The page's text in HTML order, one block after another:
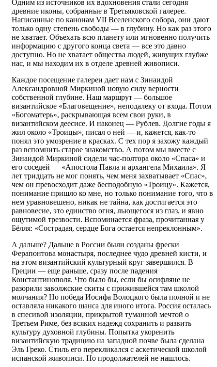
Одним из источников их вдохновения стали сегодня
древние иконы, собранные в Третьяковской галерее.
Написанные по канонам VII Вселенского собора, они дают
только одну степень свободы — в глубину. Но как раз этого
не хватает. Объехать всю планету или мгновенно получить
информацию с другого конца света — все это давно
доступно. Но не хватает общества людей, живущих глубже
нас, и мы находим их в отделе древней живописи.
Каждое посещение галереи дает нам с Зинаидой
Александровной Миркиной новую силу верности
собственной глубине. Наш маршрут — большое
византийское «Благовещение», неподалеку от входа. Потом
«Богоматерь», раскрывающая всем свои руки, в
византийском деесисе. И наконец — Рублев. Долгие годы я
жил около «Троицы», писал о ней — и, кажется, как-то
понял это умозрение в красках. С тех пор я захожу каждый
раз вспомнить старое знакомство. А потом мы вместе с
Зинаидой Миркиной сидели час-полтора около «Спаса» и
его соседей — «Апостола Павла и архангела Михаила». Я
лет тридцать не мог понять, чем меня захватывает «Спас»,
чем он превосходит даже бесподобную «Троицу». Кажется,
понимание пришло ко мне, но только понимание того, что в
нем уравновешено, никак не тайна, как достигается это
равновесие, это единство огня, льющегося из глаз, и явно
ощутимой трезвости. Вспоминается фраза, прочитанная у
Бёлля: «Сострадая, сердце Бога остается непреклонным».
А дальше? Дальше в России были созданы фрески
Ферапонтова монастыря, последнее чудо древней кисти, и
на этом византийский культурный круг завершился. В
Греции — еще раньше, сразу после падения
Константинополя. Что было бы, если бы осифляне не
разорили заволжские скиты с прижившейся там школой
молчания? Но победа Иосифа Волоцкого была полной и не
оставляла никакого шанса для иного итога. Россия осталась
в спесивой изоляции, прикрытой туманной мечтой о
Третьем Риме, без всяких надежд сохранить и развить
культуру духовной глубины. Попытка укоренить
византийскую традицию на западной почве была сделана
Эль Греко. Стиль его перекликался с аскетической школой
испанской живописи. Но продолжателей не нашлось.